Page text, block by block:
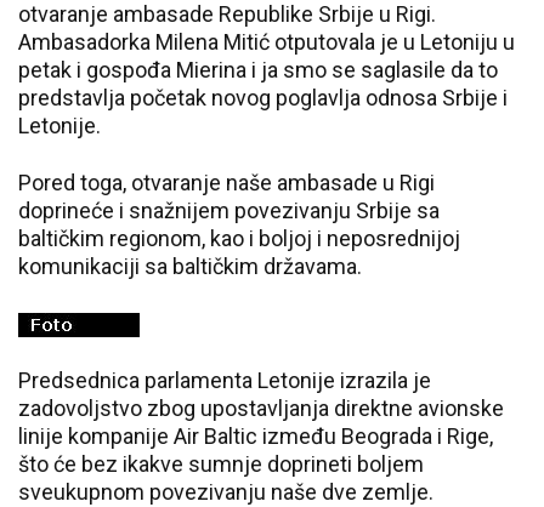
otvaranje ambasade Republike Srbije u Rigi.
Ambasadorka Milena Mitić otputovala je u Letoniju u
petak i gospođa Mierina i ja smo se saglasile da to
predstavlja početak novog poglavlja odnosa Srbije i
Letonije.
Pored toga, otvaranje naše ambasade u Rigi
doprineće i snažnijem povezivanju Srbije sa
baltičkim regionom, kao i boljoj i neposrednijoj
komunikaciji sa baltičkim državama.
Predsednica parlamenta Letonije izrazila je
zadovoljstvo zbog upostavljanja direktne avionske
linije kompanije Air Baltic između Beograda i Rige,
što će bez ikakve sumnje doprineti boljem
sveukupnom povezivanju naše dve zemlje.